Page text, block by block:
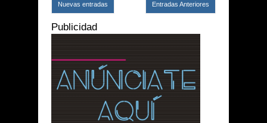
Nuevas entradas Entradas Anteriores
Publicidad